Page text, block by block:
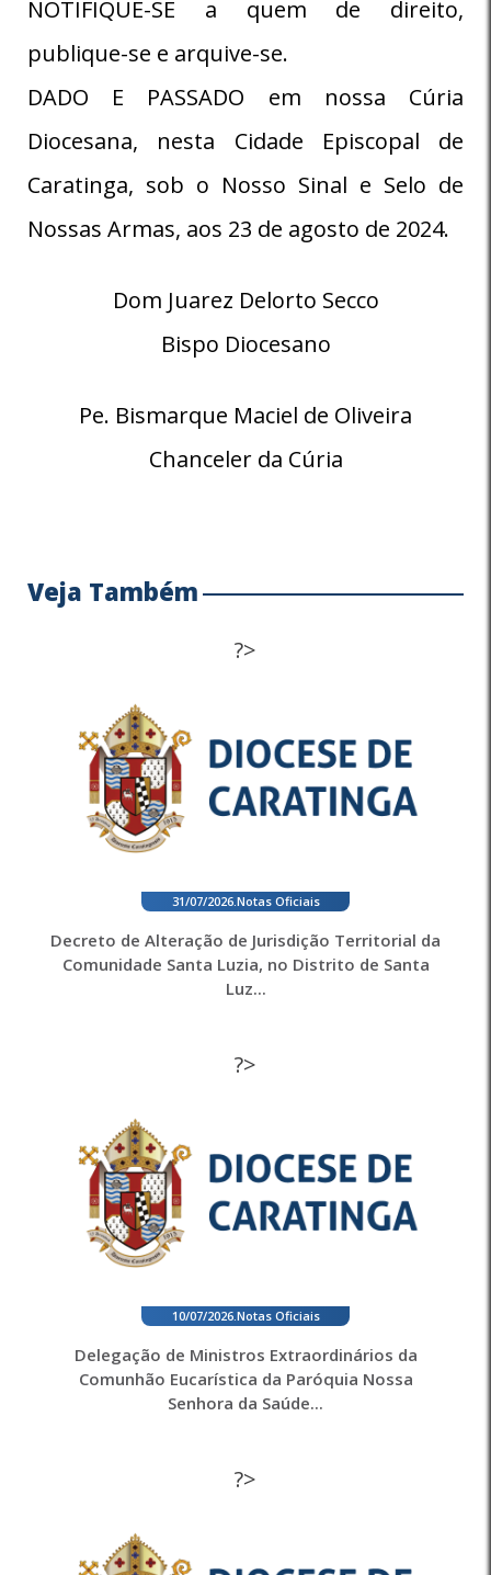
NOTIFIQUE-SE a quem de direito,
publique-se e arquive-se.
DADO E PASSADO em nossa Cúria
Diocesana, nesta Cidade Episcopal de
Caratinga, sob o Nosso Sinal e Selo de
Nossas Armas, aos 23 de agosto de 2024.
Dom Juarez Delorto Secco
Bispo Diocesano
Pe. Bismarque Maciel de Oliveira
Chanceler da Cúria
Veja Também
?>
31/07/2026. Notas Oficiais
Decreto de Alteração de Jurisdição Territorial da
Comunidade Santa Luzia, no Distrito de Santa
Luz...
?>
10/07/2026. Notas Oficiais
Delegação de Ministros Extraordinários da
Comunhão Eucarística da Paróquia Nossa
Senhora da Saúde...
?>